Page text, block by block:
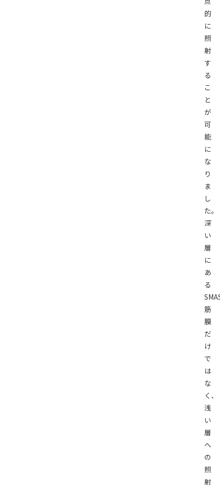
的
に
照
射
す
る
こ
と
が
可
能
に
な
り
ま
し
た
深
い
層
に
あ
る
筋
膜
だ
け
で
は
な
く、
浅
い
層
へ
の
照
射